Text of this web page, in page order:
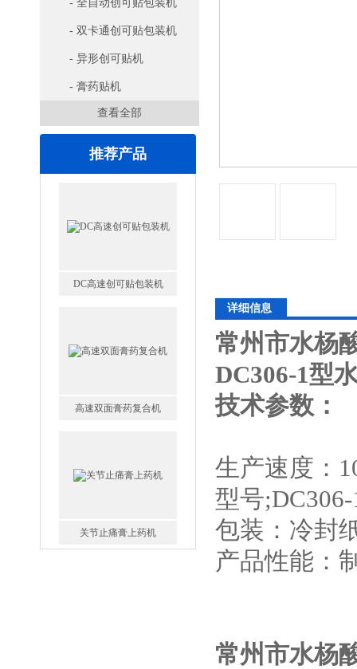
- 全自动创可贴包装机
- 双卡通创可贴包装机
- 异形创可贴机
- 膏药贴机
查看全部
推荐产品
详细信息
常州市水杨
DC306-1型
技术参数：
生产速度：
型号
包装：冷封
产品性能：
常州市水杨